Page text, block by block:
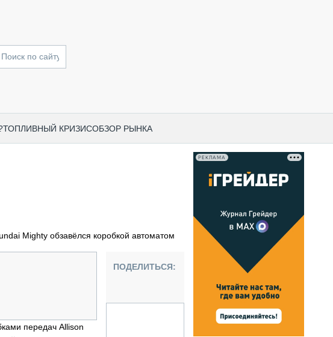
ТОПЛИВНЫЙ КРИЗИСОБЗОР РЫНКА
ПОДЪЁМНАЯ ТЕХНИКА
ПРИЦЕПНАЯ ТЕХНИКА
КОММУНАЛЬНАЯ ТЕХНИКА
ТЕХНИКА СПЕЦИАЛЬНОГО НАЗНАЧЕНИЯ
Mighty обзавёлся коробкой автоматом
передач Allison
ПОДЕЛИТЬСЯ:
РЕКЛАМА